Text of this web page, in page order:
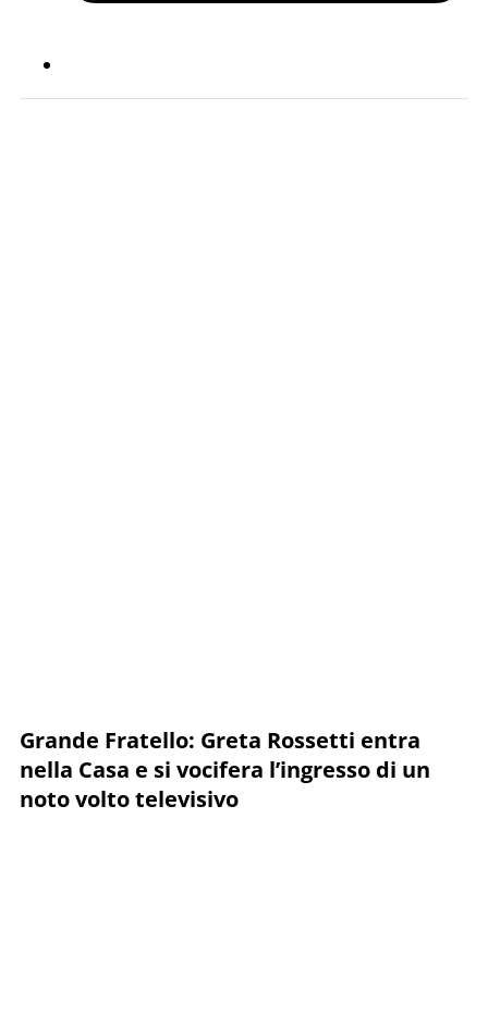
Grande Fratello: Greta Rossetti entra
nella Casa e si vocifera l’ingresso di un
noto volto televisivo